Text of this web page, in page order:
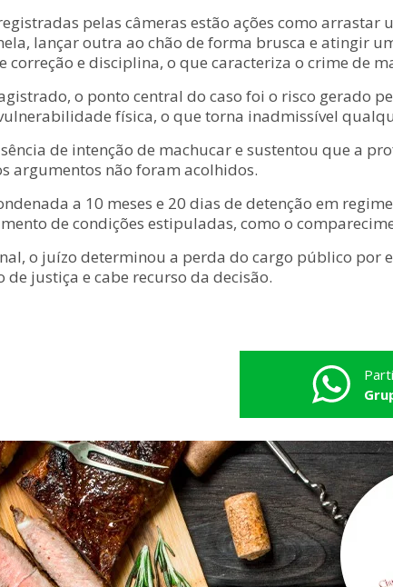
pelas câmeras estão ações como
lançar outra ao chão de forma brusca e atingir
correção e disciplina, o que caracteriza o crime de
o ponto central do caso foi o risco gerado
física, o que torna inadmissível
de intenção de machucar e sustentou que a
argumentos não foram acolhidos.
a 10 meses e 20 dias de detenção em
de condições estipuladas, como o
o juízo determinou a perda do cargo público por
justiça e cabe recurso da decisão.